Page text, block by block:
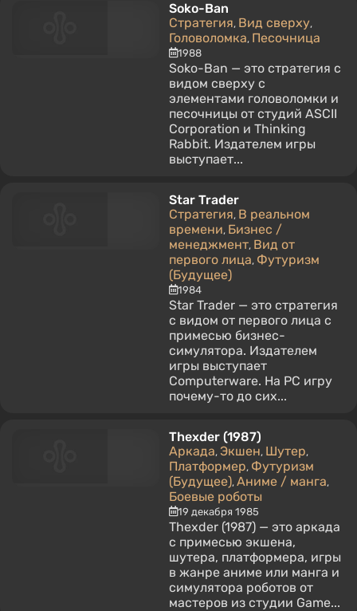
Soko-Ban
Стратегия, Вид сверху,
Головоломка, Песочница
1988
Soko-Ban — это стратегия с
видом сверху с
элементами головоломки и
песочницы от студий ASCII
Corporation и Thinking
Rabbit. Издателем игры
выступает...
Star Trader
Стратегия, В реальном
времени, Бизнес /
менеджмент, Вид от
первого лица, Футуризм
(Будущее)
1984
Star Trader — это стратегия
с видом от первого лица с
примесью бизнес-
симулятора. Издателем
игры выступает
Computerware. На PC игру
почему-то до сих...
Thexder (1987)
Аркада, Экшен, Шутер,
Платформер, Футуризм
(Будущее), Аниме / манга,
Боевые роботы
19 декабря 1985
Thexder (1987) — это аркада
с примесью экшена,
шутера, платформера, игры
в жанре аниме или манга и
симулятора роботов от
мастеров из студии Game...